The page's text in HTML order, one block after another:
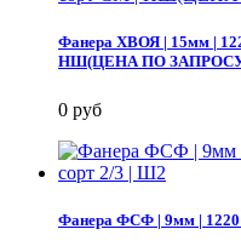
Фанера ХВОЯ | 15мм |
НШ(ЦЕНА ПО
0 руб
Фанера ФСФ | 9мм | 1220